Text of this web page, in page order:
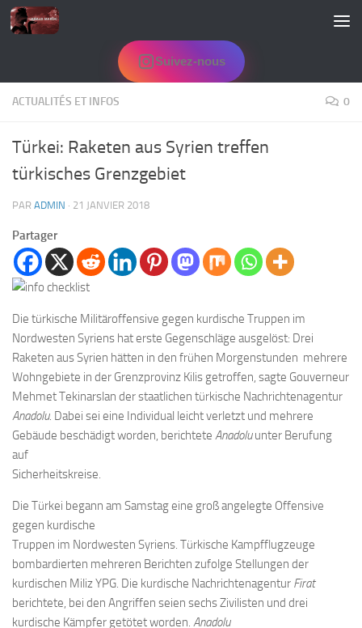
Skip to content
Suivez-nous
ACTUALITÉS ET INFOS 0
Türkei: Raketen aus Syrien treffen
türkisches Grenzgebiet
PAR ADMIN · 21 JANVIER 2018
Partager
Die türkische Militäroffensive gegen kurdische Truppen im
Nordwesten Syriens hat erste Gegenschläge ausgelöst: Drei
Raketen aus Syrien hätten in den frühen Morgenstunden mehrere
Wohngebiete in der Grenzprovinz Kilis getroffen, sagte Gouverneur
Mehmet Tekinarslan der staatlichen türkische Nachrichtenagentur
Anadolu. Dabei sei eine Individual leicht verletzt und mehrere
Gebäude beschädigt worden, berichtete Anadoluunter Berufung
auf
Sicherheitskreise.
Die Türkei begann am Samstag eine groß angelegte Offensive
gegen kurdische
Truppen im Nordwesten Syriens. Türkische Kampfflugzeuge
bombardierten mehreren Berichten zufolge Stellungen der
kurdischen Miliz YPG. Die kurdische Nachrichtenagentur Firat
berichtete, bei den Angriffen seien sechs Zivilisten und drei
kurdische Kämpfer getötet worden. Anadolu